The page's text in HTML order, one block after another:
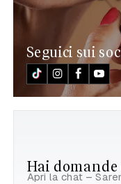
Seguici sui
Hai
Apri la chat –